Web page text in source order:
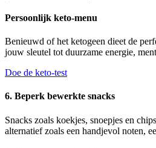
Persoonlijk keto-menu
Benieuwd of het ketogeen dieet de
jouw sleutel tot duurzame energie,
Doe de keto-test
6. Beperk bewerkte snacks
Snacks zoals koekjes, snoepjes en
alternatief zoals een handjevol noten,